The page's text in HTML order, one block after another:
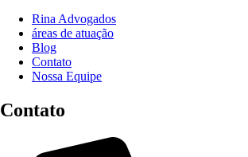
Rina Advogados
áreas de atuação
Blog
Contato
Nossa Equipe
Contato